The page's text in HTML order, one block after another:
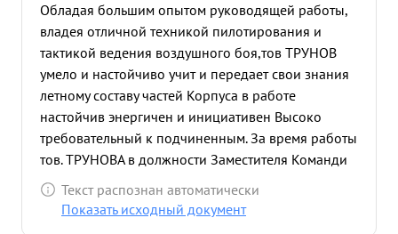
Обладая большим опытом руководящей работы,
владея отличной техникой пилотирования и
тактикой ведения воздушного боя,тов ТРУНОВ
умело и настойчиво учит и передает свои знания
летному составу частей Корпуса в работе
настойчив энергичен и инициативен Высоко
требовательный к подчиненным. За время работы
тов. ТРУНОВА в должности Заместителя Команди
дира Корпуса летчики произвели 1670 боевых
вылетов ,из них 108 ночью Проведено 78
Текст распознан автоматически
Показать исходный документ